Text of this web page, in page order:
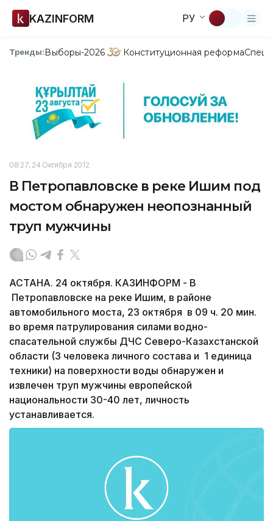
KAZINFORM РУ
Тренды:Выборы-2026 Конституционная реформа
08:27, 24 Октября 2012
В Петропавловске в реке Ишим под
мостом обнаружен неопознанный
труп мужчины
АСТАНА. 24 октября. КАЗИНФОРМ - В
Петропавловске на реке Ишим, в районе
автомобильного моста, 23 октября в 09 ч. 20 мин.
во время патрулирования силами водно-
спасательной службы ДЧС Северо-Казахстанской
области (3 человека личного состава и 1 единица
техники) на поверхности воды обнаружен и
извлечен труп мужчины европейской
национальности 30-40 лет, личность
устанавливается.